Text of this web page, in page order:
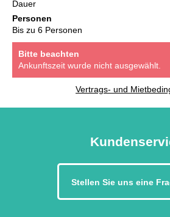
Dauer
Personen
Bis zu 6 Personen
Bitte beachten
Ankunftszeit wurde nicht ausgewählt.
Vertrags- und
Stellen Sie uns eine